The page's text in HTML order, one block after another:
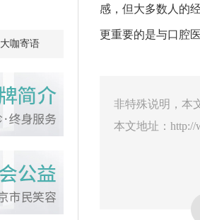
大咖寄语
感，但大多数人的
更重要的是与口腔
非特殊说明，本
本文地址： http://